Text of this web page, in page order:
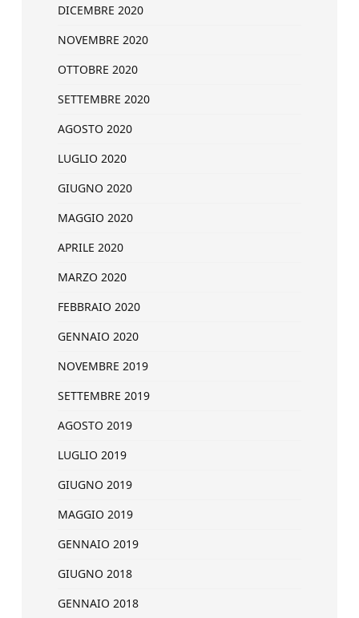
DICEMBRE 2020
NOVEMBRE 2020
OTTOBRE 2020
SETTEMBRE 2020
AGOSTO 2020
LUGLIO 2020
GIUGNO 2020
MAGGIO 2020
APRILE 2020
MARZO 2020
FEBBRAIO 2020
GENNAIO 2020
NOVEMBRE 2019
SETTEMBRE 2019
AGOSTO 2019
LUGLIO 2019
GIUGNO 2019
MAGGIO 2019
GENNAIO 2019
GIUGNO 2018
GENNAIO 2018